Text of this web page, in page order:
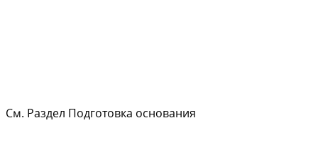
См. Раздел Подготовка основания